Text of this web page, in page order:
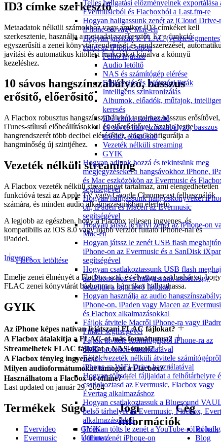
Teljes hallgatási előzményeinek exportálása
Evermusicból és Flacboxból a Last.fm-re
Hogyan hallgassunk zenét az iCloud Drive-
iPhone-on vagy Mac-en
Hogyan játsszak le FLAC
zenét az iPhone-omon
Felhő lejátszó
Audio letöltő
NAS és számítógép elérése
Fájlkezelés és lejátszási listák
Intelligens szinkronizálás
Albumok, előadók, műfajok,
keresés
ID3 címke szerkesztő
10 sávos hangszínszabályzó, basszus
erősítő, előerősítő
Vezeték nélküli streaming
GYIK
Hogyan adjunk hozzá és tekintsünk meg
megjegyzéseket a hangsávokhoz iPhone,
és Mac eszközökön az Evermusic és
segítségével
Hogyan hallgassunk hangoskönyveket
on, iPaden és Macen az Evermusic
segítségével
Hogyan játssz le helyi zenét az iPhone-on
Mac-en
Hogyan játssz le zenét USB flash
iPhone-on az Evermusic és a SanDisk
segítségével
Hogyan csatlakoztassunk USB flash
az iPhone-hoz és hallgassunk zenét vagy
kezeljük a rajta lévő fájlokat
Hogyan használja az audio
iPhone-on, iPaden vagy Macen az
és Flacbox alkalmazásokkal
Fájlok átvitele Macről iPhone-ra vagy
Finder segítségével
Fájlok átvitele számítógépről iPhone-ra az
SMB protokoll használatával
Fájlok vezeték nélküli átvitele számítógépről
iPhone-ra WiFi-Drive használatával
Hogyan töltsd fel fájljaidat a felhőtárhelyre
csatlakoztasd az Evermusic, Flacbox vagy
Evertag alkalmazáshoz
Hogyan csatlakoztassuk a Bluesound
belső tárhelyét az Evermusic, Flacbox,
alkalmazásokból
Hogyan tölts le zenét a YouTube-ról és
offline zenét iPhone-on
ID3 címke szerkesztő
Metaadatok nélküli számokhoz vagy amikor ID3 címkéket kell
szerkesztenie, használja a metaadat-szerkesztőt. Ez a funkció
egyszerűsíti a zenei könyvtár rendezését és rendszerezését,
javítási és automatikus kitöltési funkciókat kínálva a könnyű
kezeléshez.
10 sávos hangszínszabályzó, basszus
erősítő, előerősítő
A Flacbox robusztus hangszínszabályzót tartalmaz basszus erősítővel,
iTunes-stílusú előbeállításokkal és előerősítővel. Szabja testre
hangrendszerét több decibel eléréséhez, vagy konfigurálja a
hangminőség új szintjéhez.
Vezeték nélküli streaming
A Flacbox vezeték nélküli streaminget tartalmaz, ami elengedhetetlen
funkcióvá teszi az Apple TV vagy Google Chromecast felhasználók
számára, és minden audio alkalmazásunkban elérhető.
A legjobb az egészben, hogy a Flacbox teljesen ingyenes, és
kompatibilis az iOS 8.0 vagy újabb verziót futtató iPhone-nal és
iPaddel.
Flacbox letöltése
Ingyenes
Emelje zenei élményét a Flacbox-szal, és élvezze a szabadságot, hogy
FLAC zenei könyvtárát bárhonnan, bármikor hallgathassa.
GYIK
Az iPhone képes natívan lejátszani FLAC fájlokat?
A Flacbox átalakítja a FLAC-ot más formátumra?
Streamelhetek FLAC fájlokat a NAS-omról?
A Flacbox tényleg ingyenes?
Milyen audioformátumokat támogat a Flacbox?
Használhatom a Flacbox-ot offline?
Last updated on január 29, 2024
Termékek
Evervideo
Evermusic
Súgó
GYIK
Útmutató
Jogi
információk
Cég
Rólunk
Blog